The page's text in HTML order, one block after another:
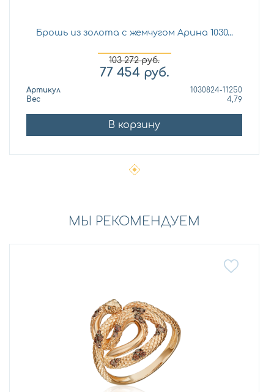
Брошь из золота с жемчугом Арина 1030...
103 272руб.
77 454 руб.
Артикул
1030824-11250
Вес
4,79
В корзину
МЫ РЕКОМЕНДУЕМ